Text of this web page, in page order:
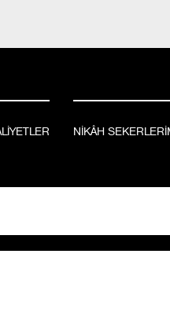
NİKÂH